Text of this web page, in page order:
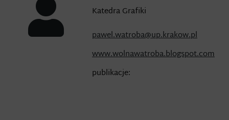
Katedra Grafiki
pawel.watroba@up.krakow.pl
www.wolnawatroba.blogspot.com
publikacje: